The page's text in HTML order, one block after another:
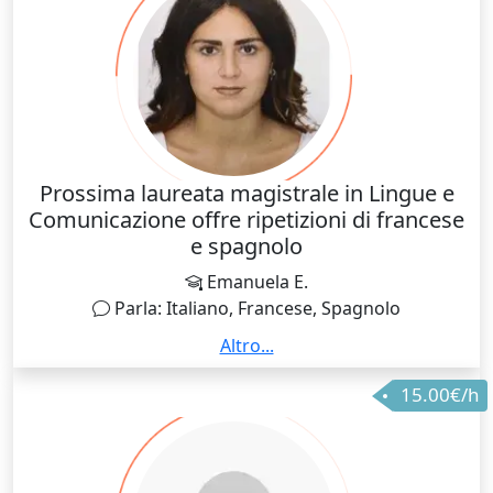
Prossima laureata magistrale in Lingue e
Comunicazione offre ripetizioni di francese
e spagnolo
Emanuela E.
Parla: Italiano, Francese, Spagnolo
ISTRUZIONE E FORMAZIONE : Diploma Liceo
Linguistico "I.S.I.S Amaldi-Nevio" Città: Santa Maria
Capua Vetere (CE) | Paese: Italia | | Voto finale: 100
con lode Laurea Triennale in Lingue, Letterature e
Culture dell'Europa e delle Americhe Università degli
studi di Napoli "L'Orientale" Città: Napoli | Paese:
Altro...
15.00€/h